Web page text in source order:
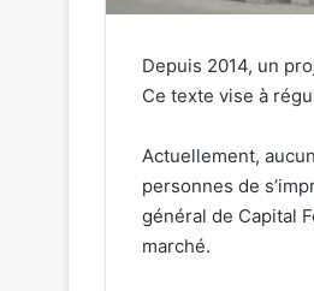
Depuis 2014, un
Ce texte vise à
Actuellement,
personnes de
général de Capital
marché.